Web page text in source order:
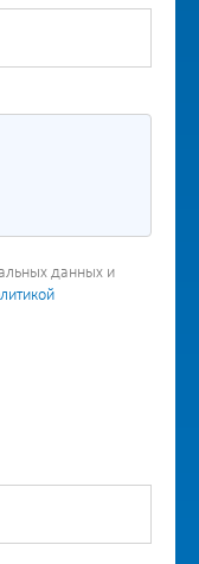
данных и